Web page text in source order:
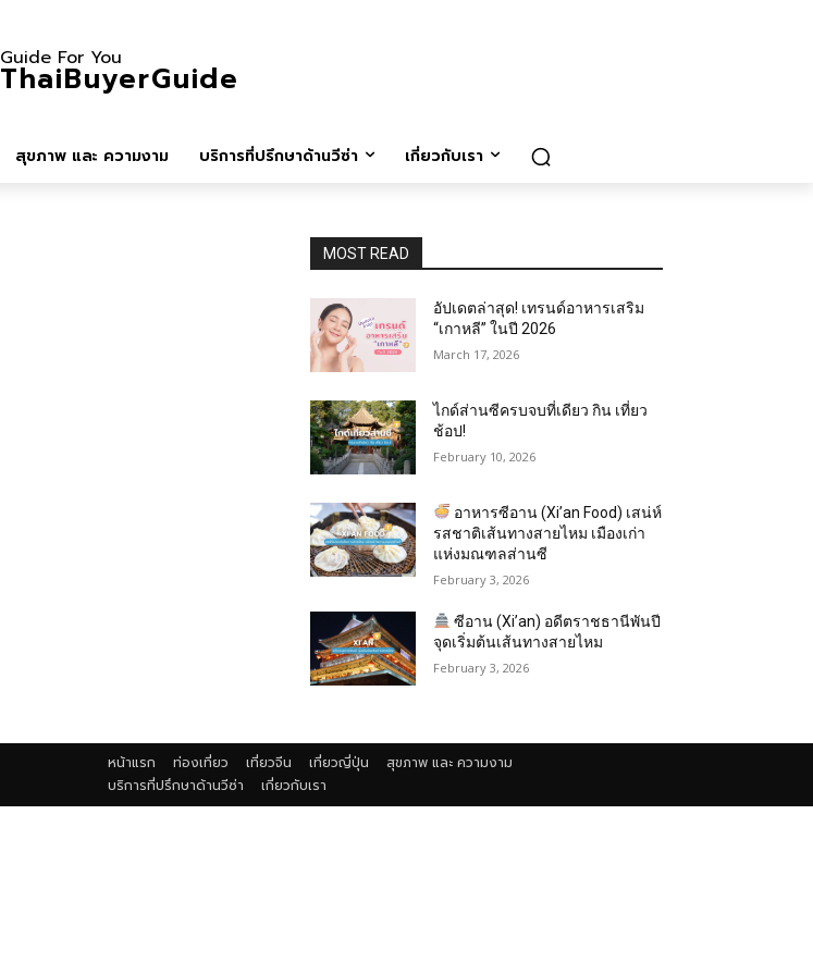
Guide For You
ThaiBuyerGuide
สุขภาพ และ ความงาม บริการที่ปรึกษาด้านวีซ่า เกี่ยวกับเรา
MOST READ
อัปเดตล่าสุด! เทรนด์อาหารเสริม
“เกาหลี” ในปี 2026
March 17, 2026
ไกด์ส่านซีครบจบที่เดียว กิน เที่ยว
ช้อป!
February 10, 2026
อาหารซีอาน (Xi’an Food) เสน่ห์
รสชาติเส้นทางสายไหม เมืองเก่า
แห่งมณฑลส่านซี
February 3, 2026
ซีอาน (Xi’an) อดีตราชธานีพันปี
จุดเริ่มต้นเส้นทางสายไหม
February 3, 2026
หน้าแรก ท่องเที่ยว เที่ยวจีน เที่ยวญี่ปุ่น
สุขภาพ และ ความงาม
บริการที่ปรึกษาด้านวีซ่า
เกี่ยวกับเรา